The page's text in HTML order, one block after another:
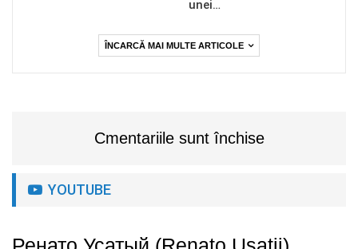
unei…
ÎNCARCĂ MAI MULTE ARTICOLE
Cmentariile sunt închise
YOUTUBE